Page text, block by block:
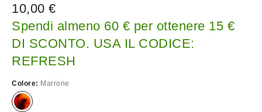
10,00 €
Spendi almeno 60 € per ottenere 15 €
DI SCONTO. USA IL CODICE:
REFRESH
Colore: Marrone